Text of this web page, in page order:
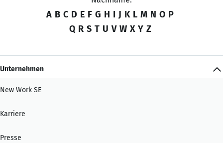
A B C D E F G H I J K L M N O P
Q R S T U V W X Y Z
Unternehmen
New Work SE
Karriere
Presse